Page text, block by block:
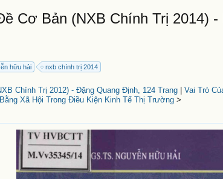
Cơ Bản (NXB Chính Trị 2014)
hữu hải nxb chính trị 2014
Chính Trị 2012) - Đặng Quang Định, 124 Trang| Vai Trò
Bằng Xã Hội Trong Điều Kiện Kinh Tế Thị Trường>